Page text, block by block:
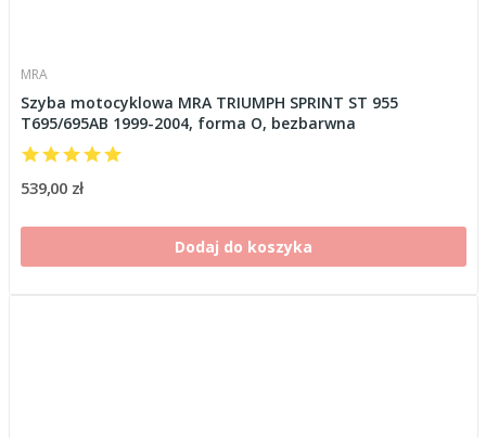
MRA
Szyba motocyklowa MRA TRIUMPH SPRINT ST 955
T695/695AB 1999-2004, forma O, bezbarwna
539,00 zł
Dodaj do koszyka